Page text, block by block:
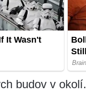
budov v okolí.